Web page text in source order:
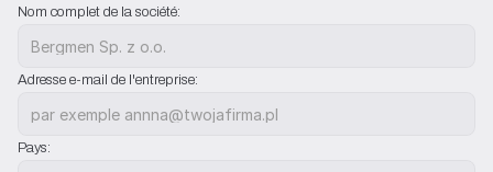
Nom complet de la société:
Adresse e-mail de l'entreprise:
Pays: